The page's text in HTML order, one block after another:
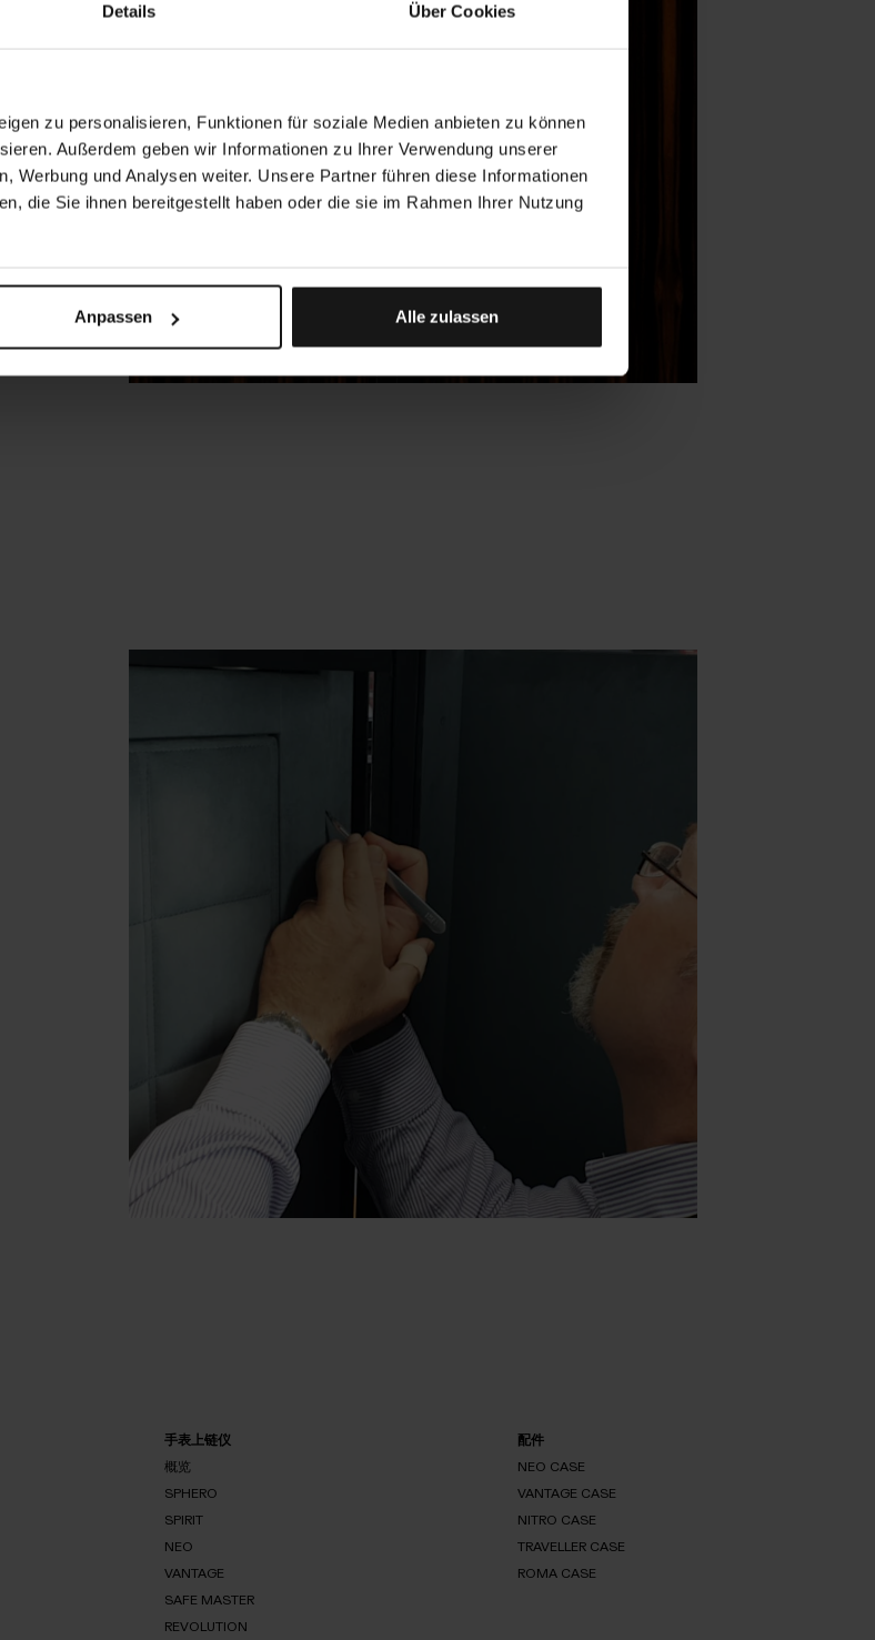
Details Über Cookies
zu personalisieren, Funktionen für soziale Medien anbieten zu können
Außerdem geben wir Informationen zu Ihrer Verwendung unserer
Werbung und Analysen weiter. Unsere Partner führen diese Informationen
die Sie ihnen bereitgestellt haben oder die sie im Rahmen Ihrer Nutzung
Anpassen Alle zulassen
手表上链仪
概览
概
览
SPHERO
SPHERO
SPIRIT
SPIRIT
NEO
NEO
VANTAGE
VANTAGE
SAFE MASTER
REVOLUTION
配件
NEO CASE
NEO
CASE
VANTAGE CASE
VANTAGE
CASE
NITRO CASE
NITRO
TRAVELLER CASE
ROMA CASE